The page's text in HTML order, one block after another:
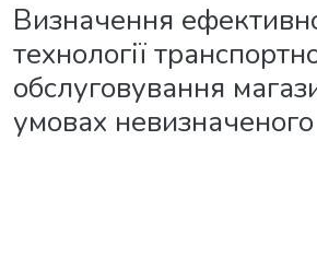
Визначення
технології
обслуговування
умовах